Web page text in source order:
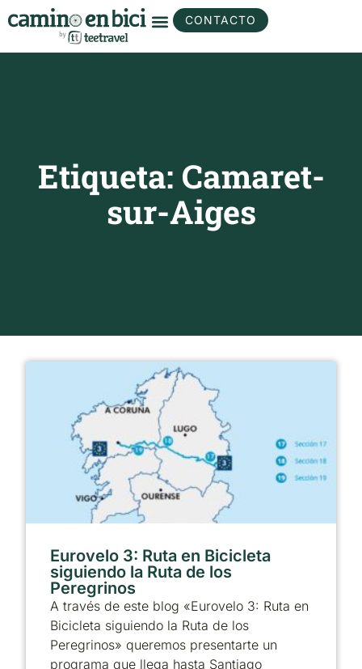
CONTACTO
Etiqueta: Camaret-
sur-Aiges
Eurovelo 3: Ruta en Bicicleta
siguiendo la Ruta de los
Peregrinos
A través de este blog «Eurovelo 3: Ruta en
Bicicleta siguiendo la Ruta de los
Peregrinos» queremos presentarte un
programa que llega hasta Santiago